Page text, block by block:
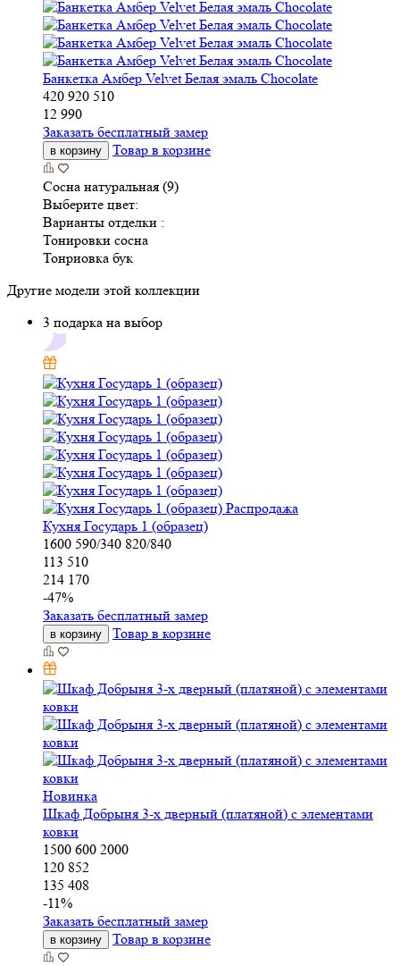
Банкетка Амбер Velvet Белая эмаль Chocolate
420 920 510
12 990
Заказать бесплатный замер
в корзину Товар в корзине
Сосна натуральная (9)
Выберите цвет:
Варианты отделки :
Тонировки сосна
Тонриовка бук
Другие модели этой коллекции
3 подарка на выбор
Распродажа
Кухня Государь 1 (образец)
1600 590/340 820/840
113 510
214 170
-47%
Заказать бесплатный замер
в корзину Товар в корзине
Новинка
Шкаф Добрыня 3-х дверный (платяной) с элементами
ковки
1500 600 2000
120 852
135 408
-11%
Заказать бесплатный замер
в корзину Товар в корзине